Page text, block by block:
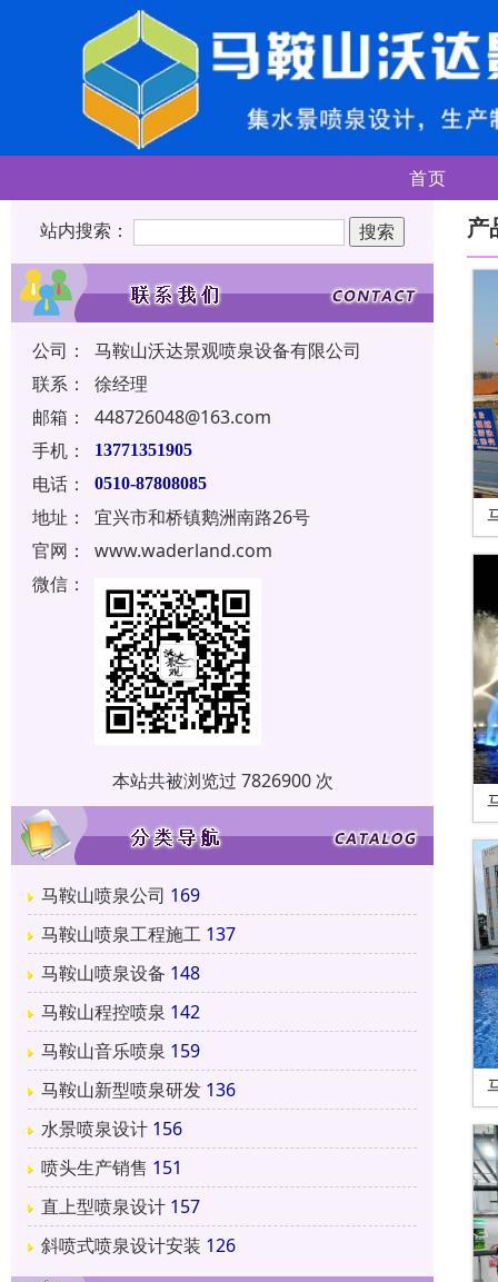
首页
站内搜索：
公司：
马鞍山沃达景观喷泉设备有限公司
联系：
徐经理
邮箱：
448726048@163.com
手机：
13771351905
电话： 0510-87808085
地址：
宜兴市和桥镇鹅洲南路26号
官网：
www.waderland.com
微信：
本站共被浏览过 7826900 次
马鞍山喷泉公司 169
马鞍山喷泉工程施工 137
马鞍山喷泉设备 148
马鞍山程控喷泉 142
马鞍山音乐喷泉 159
马鞍山新型喷泉研发 136
水景喷泉设计 156
喷头生产销售 151
直上型喷泉设计 157
斜喷式喷泉设计安装 126
产